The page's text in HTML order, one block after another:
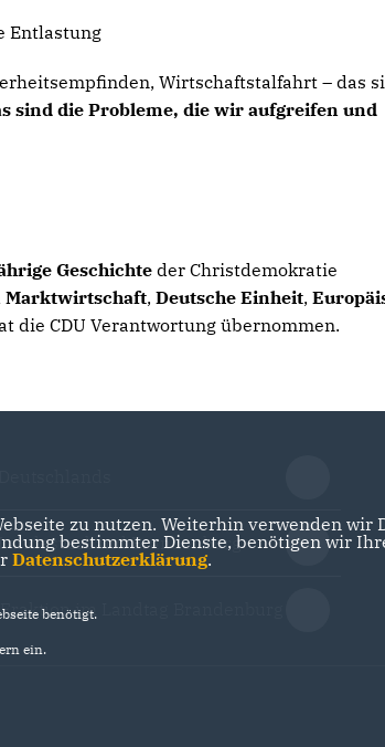
Entlastung
Wirtschaftstalfahrt – das
sind die Probleme, die wir aufgreifen und
Geschichte der Christdemokratie
Marktwirtschaft, Deutsche Einheit,
die CDU Verantwortung übernommen.
Brandenburg
Fraktion im Landtag Brandenburg
zu nutzen. Weiterhin verwenden
bestimmter Dienste, benötigen wir
Datenschutzerklärung.
benötigt.
ein.